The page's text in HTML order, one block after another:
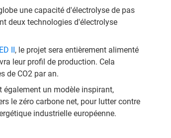
une capacité d'électrolyse de pas
deux technologies d'électrolyse
II, le projet sera entièrement alimenté
leur profil de production. Cela
de CO2 par an.
également un modèle inspirant,
le zéro carbone net, pour lutter contre
industrielle européenne.